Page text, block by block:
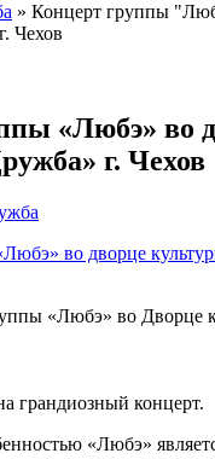
» Концерт группы
Чехов
«Любэ» во
г. Чехов
«Любэ» во Дворце
грандиозный концерт.
«Любэ»